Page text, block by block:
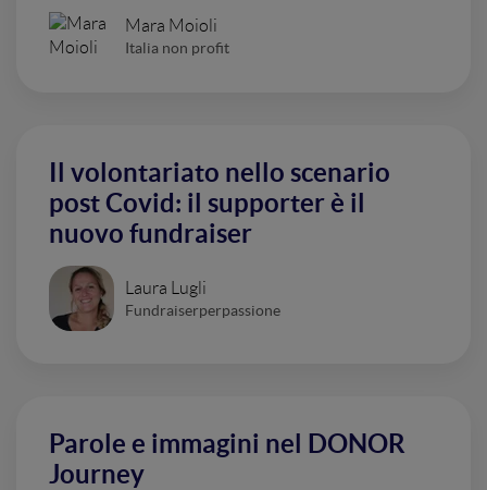
Mara Moioli
Italia non profit
Il volontariato nello scenario
post Covid: il supporter è il
nuovo fundraiser
Laura Lugli
Fundraiserperpassione
Parole e immagini nel DONOR
Journey